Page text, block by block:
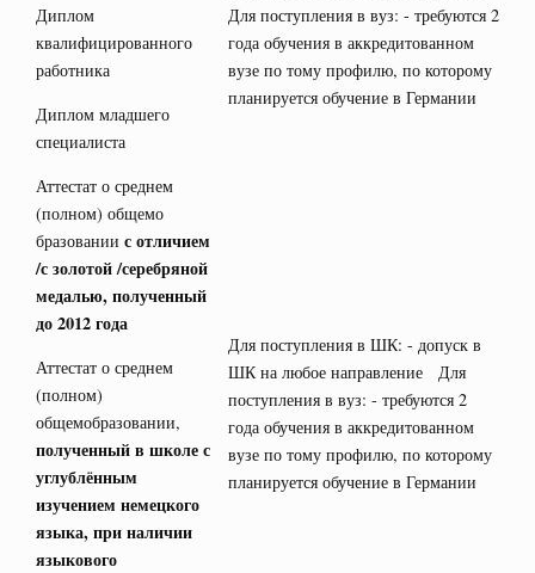
Для поступления в вуз: - требуются 2
года обучения в аккредитованном
вузе по тому профилю, по которому
планируется обучение в Германии
Диплом
квалифицированного
работника
Диплом младшего
специалиста
Аттестат о среднем
(полном) общемо
бразовании с отличием
/с золотой /серебряной
медалью, полученный
до 2012 года
Для поступления в ШК: - допуск в
ШК на любое направление Для
поступления в вуз: - требуются 2
года обучения в аккредитованном
вузе по тому профилю, по которому
планируется обучение в Германии
Аттестат о среднем
(полном)
общемобразовании,
полученный в школе с
углублённым
изучением немецкого
языка, при наличии
языкового